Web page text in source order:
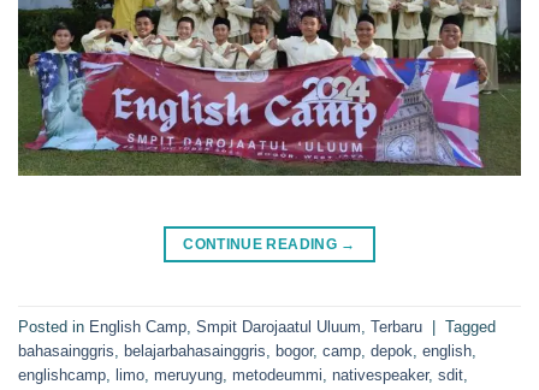
CONTINUE READING →
Posted in English Camp Smpit Darojaatul Uluum Terbaru | Tagged
bahasainggris belajarbahasainggris bogor, camp depok english
englishcamp limo meruyung metodeummi nativespeaker, sdit